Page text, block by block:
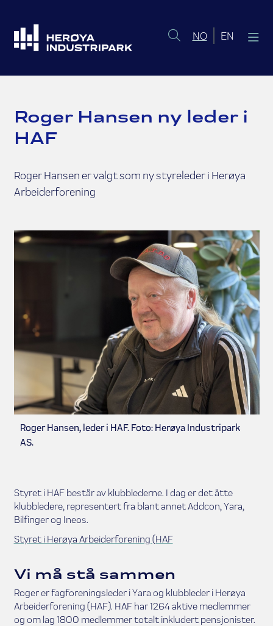
NONorsk bokmål
EN
Roger Hansen ny leder i
HAF
Roger Hansen er valgt som ny styreleder i Herøya
Arbeiderforening
Roger Hansen, leder i HAF. Foto: Herøya Industripark
AS.
Styret i HAF består av klubblederne. I dag er det åtte
klubbledere, representert fra blant annet Addcon, Yara,
Bilfinger og Ineos.
Styret i Herøya Arbeiderforening (HAF
Vi må stå sammen
Roger er fagforeningsleder i Yara og klubbleder i Herøya
Arbeiderforening (HAF). HAF har 1264 aktive medlemmer
og om lag 1800 medlemmer totalt inkludert pensjonister.